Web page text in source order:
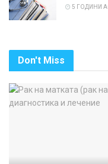
5 ГОДИНИ
Don't Miss